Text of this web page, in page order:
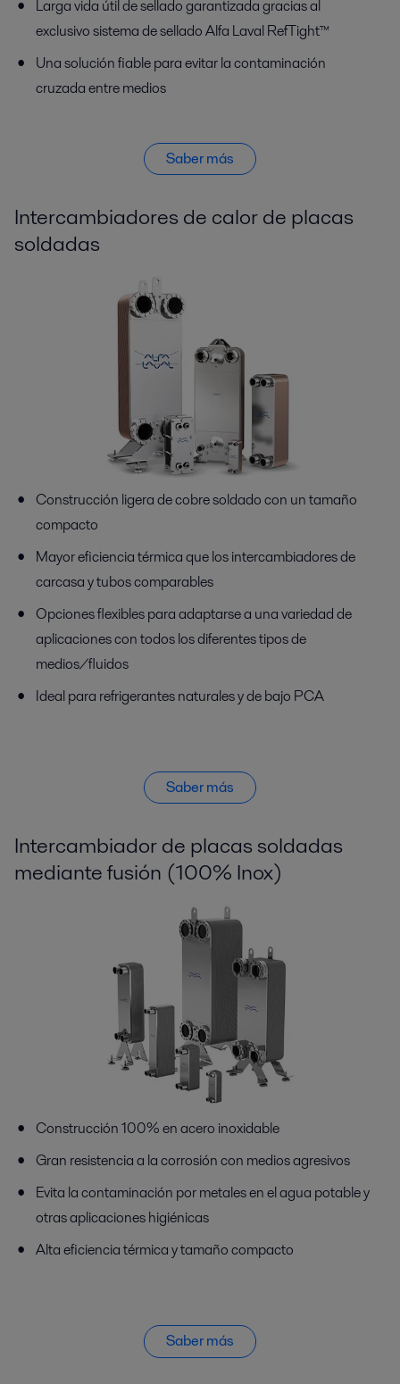
Larga vida útil de sellado garantizada gracias al
exclusivo sistema de sellado Alfa Laval RefTight™
Una solución fiable para evitar la contaminación
cruzada entre medios
Saber más
Intercambiadores de calor de placas
soldadas
Construcción ligera de cobre soldado con un tamaño
compacto
Mayor eficiencia térmica que los intercambiadores de
carcasa y tubos comparables
Opciones flexibles para adaptarse a una variedad de
aplicaciones con todos los diferentes tipos de
medios/fluidos
Ideal para refrigerantes naturales y de bajo PCA
Saber más
Intercambiador de placas soldadas
mediante fusión (100% Inox)
Construcción 100% en acero inoxidable
Gran resistencia a la corrosión con medios agresivos
Evita la contaminación por metales en el agua potable y
otras aplicaciones higiénicas
Alta eficiencia térmica y tamaño compacto
Saber más